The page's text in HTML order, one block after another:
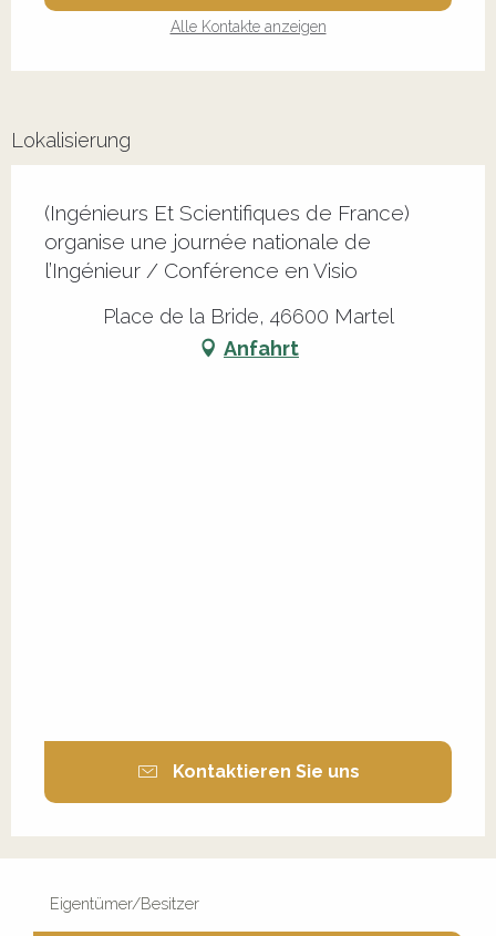
Alle Kontakte anzeigen
Lokalisierung
(Ingénieurs Et Scientifiques de France)
organise une journée nationale de
l’Ingénieur / Conférence en Visio
Place de la Bride, 46600 Martel
Anfahrt
Kontaktieren Sie uns
Eigentümer/Besitzer